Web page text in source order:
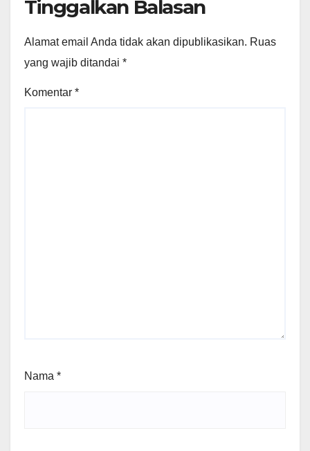
Tinggalkan Balasan
Alamat email Anda tidak akan dipublikasikan. Ruas
yang wajib ditandai *
Komentar *
Nama *